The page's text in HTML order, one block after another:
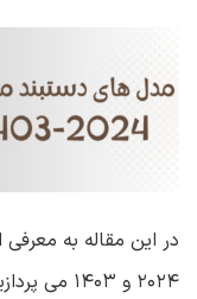
در این مقاله به
۲۰۲۴ و